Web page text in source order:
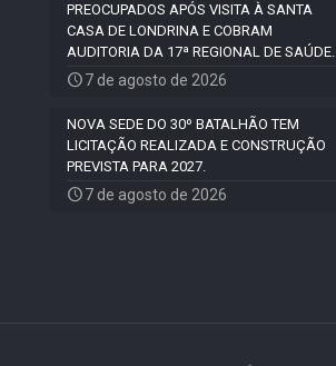
PREOCUPADOS APÓS VISITA À SANTA
CASA DE LONDRINA E COBRAM
AUDITORIA DA 17ª REGIONAL DE SAÚDE.
7 de agosto de 2026
NOVA SEDE DO 30º BATALHÃO TEM
LICITAÇÃO REALIZADA E CONSTRUÇÃO
PREVISTA PARA 2027.
7 de agosto de 2026